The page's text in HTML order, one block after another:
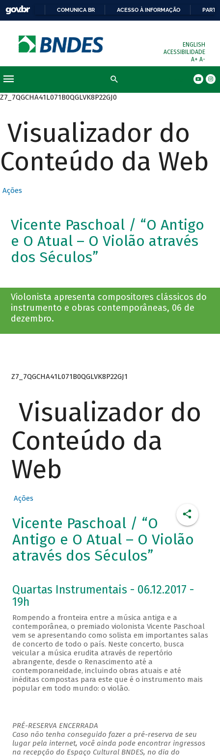
COMUNICA BR ACESSO À INFORMAÇÃO
ENGLISH
ACESSIBILIDADE
A+ A-
Z7_7QGCHA41L071B0QGLVK8P22GJ0
Visualizador do
Conteúdo da Web
Ações
Vicente Paschoal / “O Antigo
e O Atual – O Violão através
dos Séculos”
Violonista apresenta compositores clássicos do
instrumento e obras contemporâneas, 06 de
dezembro.
Z7_7QGCHA41L071B0QGLVK8P22GJ1
Visualizador do
Conteúdo da
Web
Ações
Vicente Paschoal / “O
Antigo e O Atual – O Violão
através dos Séculos”
Quartas Instrumentais - 06.12.2017 -
19h
Rompendo a fronteira entre a música antiga e a
contemporânea, o premiado violonista Vicente Paschoal
vem se apresentando como solista em importantes salas
de concerto de todo o país. Neste concerto, busca
veicular a música erudita através de repertório
abrangente, desde o Renascimento até a
contemporaneidade, incluindo obras atuais e até
inéditas compostas para este que é o instrumento mais
popular em todo mundo: o violão.
PRÉ-RESERVA ENCERRADA
Caso não tenha conseguido fazer a pré-reserva de seu
lugar pela internet, você ainda pode encontrar ingressos
na recepção do Espaço Cultural BNDES, no dia do